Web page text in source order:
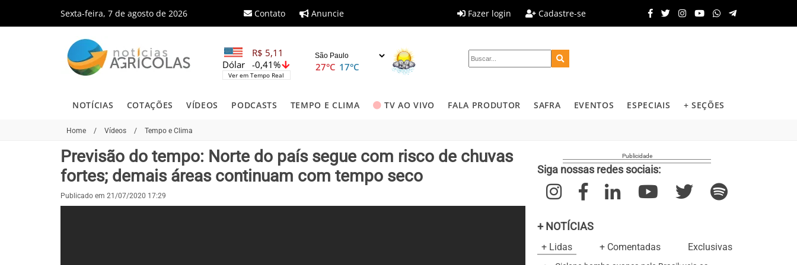
Sexta-feira, 7 de agosto de 2026 Contato Anuncie Fazer login Cadastre-se
R$ 5,11
-0,41%
Dólar
Ver em Tempo Real
27°C 17°C
NOTÍCIAS COTAÇÕES VÍDEOS PODCASTS TEMPO E CLIMA TV AO VIVO FALA PRODUTOR SAFRA EVENTOS ESPECIAIS + SEÇÕES
Home / Vídeos / Tempo e Clima
Previsão do tempo: Norte do país segue com risco de chuvas
fortes; demais áreas continuam com tempo seco
Publicado em 21/07/2020 17:29
Siga nossas redes sociais:
+ NOTÍCIAS
+ Lidas + Comentadas Exclusivas